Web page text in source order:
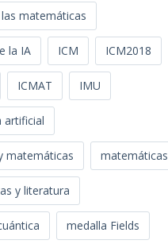
matemáticas
la IA ICM ICM2018
ICMAT IMU
artificial
matemáticas matemáticas
y literatura
medalla Fields